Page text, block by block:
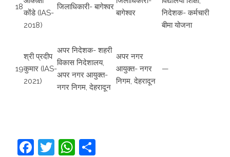
18
कोंडे (IAS-
2018)
जिलाधिकारी- बागेश्वर
बागेश्वर
निदेशक- कर्मचारी
बीमा योजना
19
श्री प्रदीप
कुमार (IAS-
2021)
अपर निदेशक- शहरी
विकास निदेशालय,
अपर नगर आयुक्त-
नगर निगम, देहरादून
अपर नगर
आयुक्त- नगर
निगम, देहरादून
—
Facebook
TwitterWhatsApp